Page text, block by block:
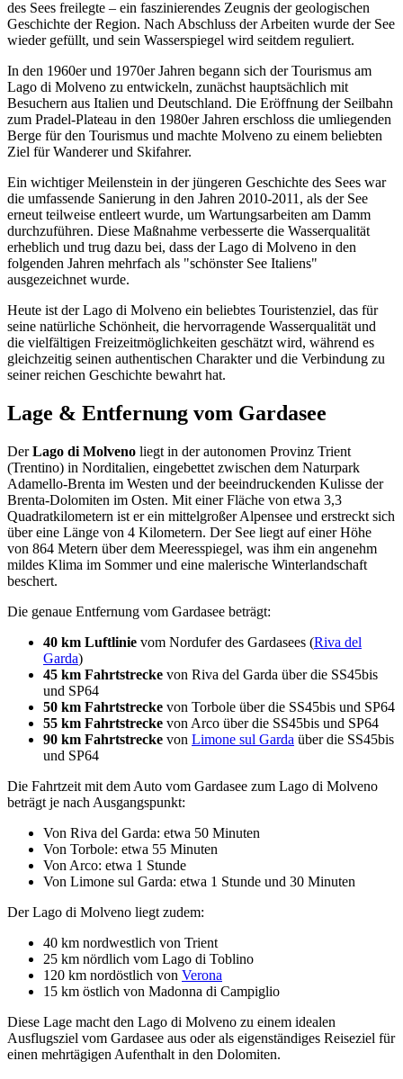
des Sees freilegte – ein faszinierendes Zeugnis der geologischen
Geschichte der Region. Nach Abschluss der Arbeiten wurde der See
wieder gefüllt, und sein Wasserspiegel wird seitdem reguliert.
In den 1960er und 1970er Jahren begann sich der Tourismus am
Lago di Molveno zu entwickeln, zunächst hauptsächlich mit
Besuchern aus Italien und Deutschland. Die Eröffnung der Seilbahn
zum Pradel-Plateau in den 1980er Jahren erschloss die umliegenden
Berge für den Tourismus und machte Molveno zu einem beliebten
Ziel für Wanderer und Skifahrer.
Ein wichtiger Meilenstein in der jüngeren Geschichte des Sees war
die umfassende Sanierung in den Jahren 2010-2011, als der See
erneut teilweise entleert wurde, um Wartungsarbeiten am Damm
durchzuführen. Diese Maßnahme verbesserte die Wasserqualität
erheblich und trug dazu bei, dass der Lago di Molveno in den
folgenden Jahren mehrfach als "schönster See Italiens"
ausgezeichnet wurde.
Heute ist der Lago di Molveno ein beliebtes Touristenziel, das für
seine natürliche Schönheit, die hervorragende Wasserqualität und
die vielfältigen Freizeitmöglichkeiten geschätzt wird, während es
gleichzeitig seinen authentischen Charakter und die Verbindung zu
seiner reichen Geschichte bewahrt hat.
Lage & Entfernung vom Gardasee
DerLago di Molveno liegt in der autonomen Provinz Trient
(Trentino) in Norditalien, eingebettet zwischen dem Naturpark
Adamello-Brenta im Westen und der beeindruckenden Kulisse der
Brenta-Dolomiten im Osten. Mit einer Fläche von etwa 3,3
Quadratkilometern ist er ein mittelgroßer Alpensee und erstreckt sich
über eine Länge von 4 Kilometern. Der See liegt auf einer Höhe
von 864 Metern über dem Meeresspiegel, was ihm ein angenehm
mildes Klima im Sommer und eine malerische Winterlandschaft
beschert.
Die genaue Entfernung vom Gardasee beträgt:
40 km Luftlinie vom Nordufer des Gardasees (Riva del
Garda)
45 km Fahrtstrecke von Riva del Garda über die SS45bis
und SP64
50 km Fahrtstrecke von Torbole über die SS45bis und SP64
55 km Fahrtstrecke von Arco über die SS45bis und SP64
90 km Fahrtstrecke von Limone sul Garda über die SS45bis
und SP64
Die Fahrtzeit mit dem Auto vom Gardasee zum Lago di Molveno
beträgt je nach Ausgangspunkt:
Von Riva del Garda: etwa 50 Minuten
Von Torbole: etwa 55 Minuten
Von Arco: etwa 1 Stunde
Von Limone sul Garda: etwa 1 Stunde und 30 Minuten
Der Lago di Molveno liegt zudem:
40 km nordwestlich von Trient
25 km nördlich vom Lago di Toblino
120 km nordöstlich von Verona
15 km östlich von Madonna di Campiglio
Diese Lage macht den Lago di Molveno zu einem idealen
Ausflugsziel vom Gardasee aus oder als eigenständiges Reiseziel für
einen mehrtägigen Aufenthalt in den Dolomiten.